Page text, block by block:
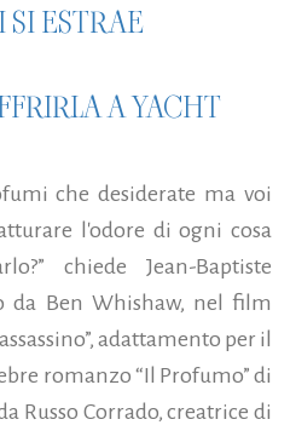
ESTRAE
A YACHT
che desiderate ma voi
l'odore di ogni cosa
chiede Jean-Baptiste
da Ben Whishaw, nel film
adattamento per il
romanzo “Il Profumo” di
Russo Corrado, creatrice di